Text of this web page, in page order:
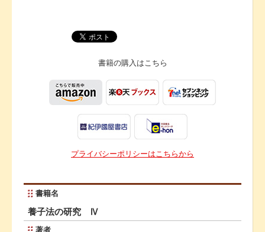
書籍の購入は こちら
プライバシーポリシーはこちらから
書籍名
養子法の研究 Ⅳ
著者